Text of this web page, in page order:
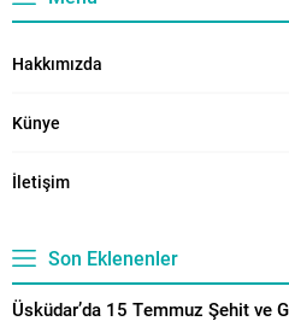
Hakkımızda
Künye
İletişim
Son Eklenenler
Üsküdar’da 15 Temmuz Şehit ve